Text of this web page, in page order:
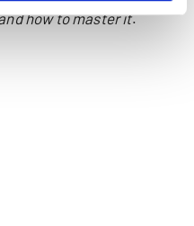
how to master it.